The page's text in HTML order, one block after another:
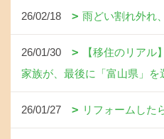
26/02/18 雨どい割れ外れ
26/01/30
【移住のリア
家族が、最後に「富山県」を
26/01/27 リフォームした